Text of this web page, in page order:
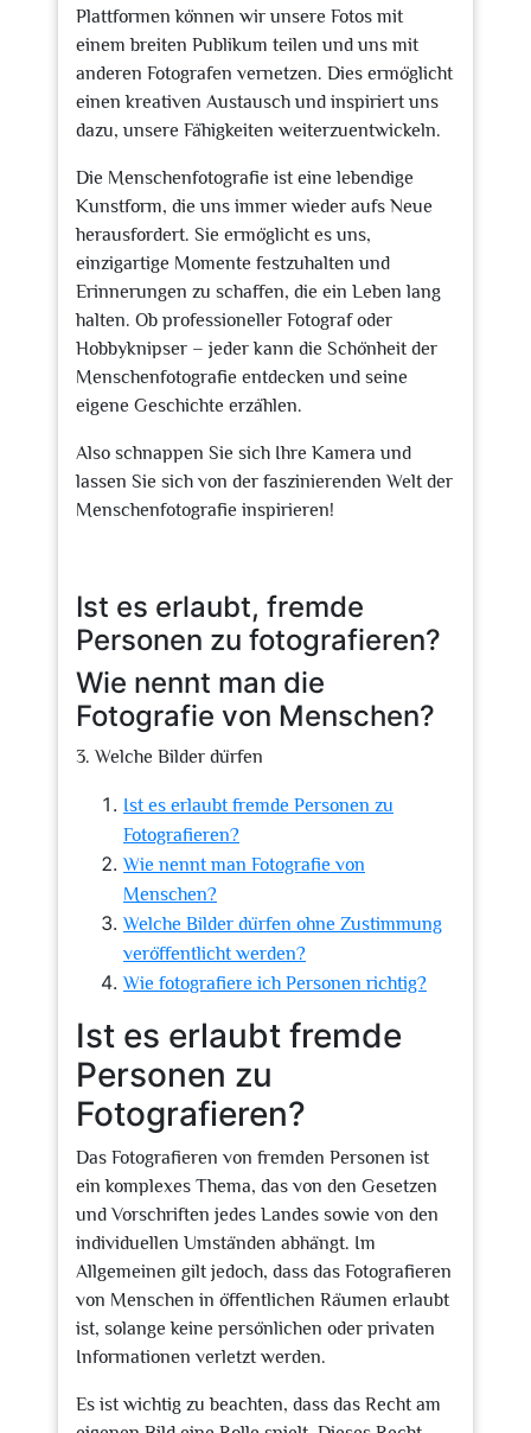
Plattformen können wir unsere Fotos mit
einem breiten Publikum teilen und uns mit
anderen Fotografen vernetzen. Dies ermöglicht
einen kreativen Austausch und inspiriert uns
dazu, unsere Fähigkeiten weiterzuentwickeln.
Die Menschenfotografie ist eine lebendige
Kunstform, die uns immer wieder aufs Neue
herausfordert. Sie ermöglicht es uns,
einzigartige Momente festzuhalten und
Erinnerungen zu schaffen, die ein Leben lang
halten. Ob professioneller Fotograf oder
Hobbyknipser – jeder kann die Schönheit der
Menschenfotografie entdecken und seine
eigene Geschichte erzählen.
Also schnappen Sie sich Ihre Kamera und
lassen Sie sich von der faszinierenden Welt der
Menschenfotografie inspirieren!
Ist es erlaubt, fremde
Personen zu fotografieren?
Wie nennt man die
Fotografie von Menschen?
3. Welche Bilder dürfen
Ist es erlaubt fremde Personen zu
Fotografieren?
Wie nennt man Fotografie von
Menschen?
Welche Bilder dürfen ohne Zustimmung
veröffentlicht werden?
Wie fotografiere ich Personen richtig?
Ist es erlaubt fremde
Personen zu
Fotografieren?
Das Fotografieren von fremden Personen ist
ein komplexes Thema, das von den Gesetzen
und Vorschriften jedes Landes sowie von den
individuellen Umständen abhängt. Im
Allgemeinen gilt jedoch, dass das Fotografieren
von Menschen in öffentlichen Räumen erlaubt
ist, solange keine persönlichen oder privaten
Informationen verletzt werden.
Es ist wichtig zu beachten, dass das Recht am